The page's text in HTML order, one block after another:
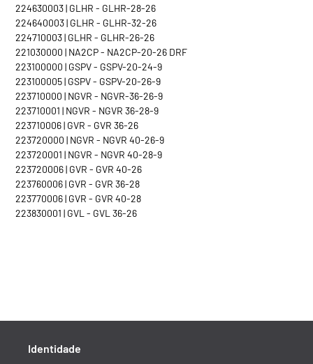
224630003 | GLHR - GLHR-28-26
224640003 | GLHR - GLHR-32-26
224710003 | GLHR - GLHR-26-26
221030000 | NA2CP - NA2CP-20-26 DRF
223100000 | GSPV - GSPV-20-24-9
223100005 | GSPV - GSPV-20-26-9
223710000 | NGVR - NGVR-36-26-9
223710001 | NGVR - NGVR 36-28-9
223710006 | GVR - GVR 36-26
223720000 | NGVR - NGVR 40-26-9
223720001 | NGVR - NGVR 40-28-9
223720006 | GVR - GVR 40-26
223760006 | GVR - GVR 36-28
223770006 | GVR - GVR 40-28
223830001 | GVL - GVL 36-26
Identidade